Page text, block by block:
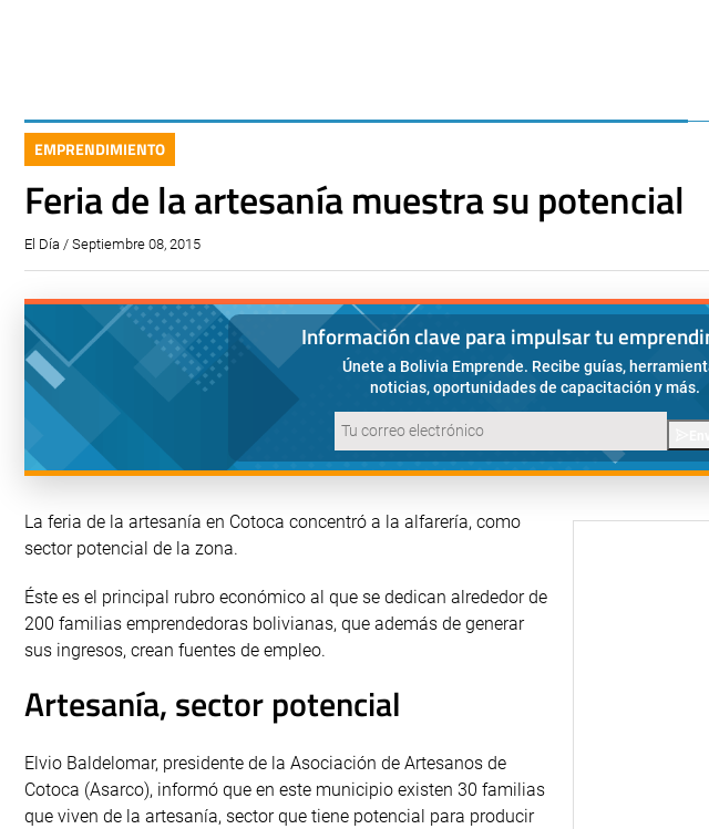
EMPRENDIMIENTO
Feria de la artesanía muestra su potencial
El Día / Septiembre 08, 2015
Información clave para impulsar tu
Únete a Bolivia Emprende. Recibe guías,
noticias, oportunidades de capacitación y más.
La feria de la artesanía en Cotoca concentró a la alfarería, como
sector potencial de la zona.
Éste es el principal rubro económico al que se dedican alrededor de
200 familias emprendedoras bolivianas, que además de generar
sus ingresos, crean fuentes de empleo.
Artesanía, sector potencial
Elvio Baldelomar, presidente de la Asociación de Artesanos de
Cotoca (Asarco), informó que en este municipio existen 30 familias
que viven de la artesanía, sector que tiene potencial para producir